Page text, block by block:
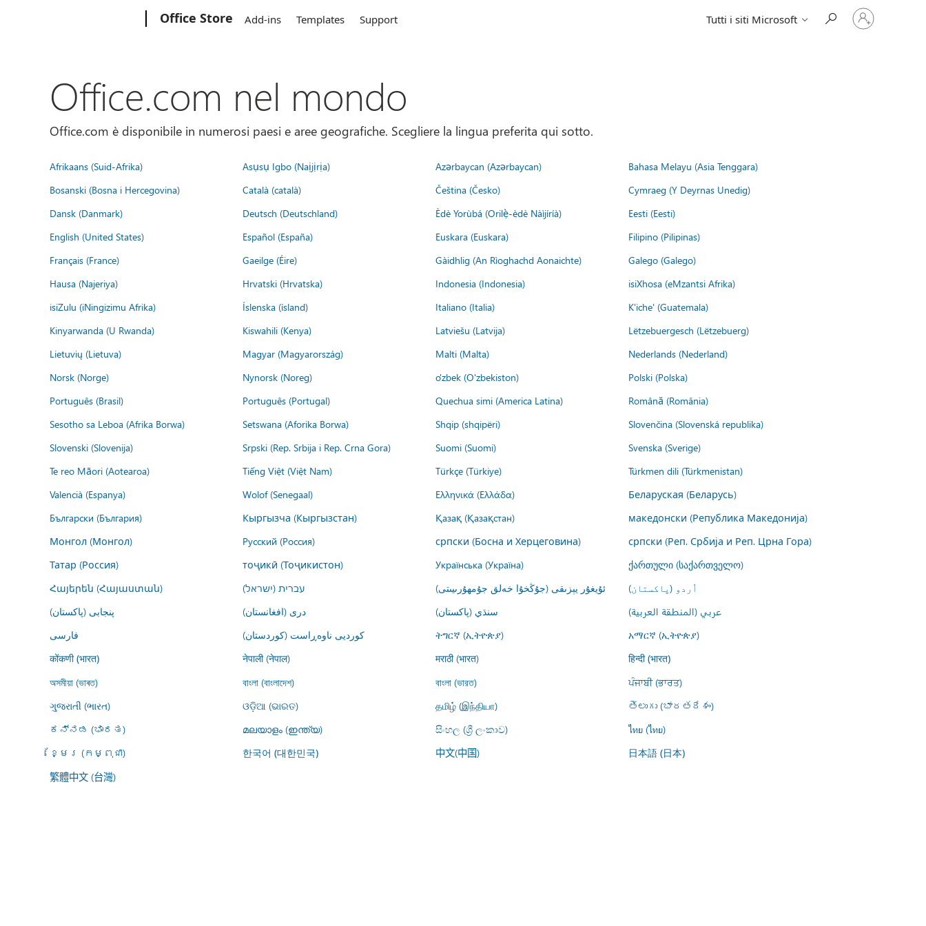
Office Store Add-ins Templates Support Tutti i siti Microsoft
Accedi
con
Office.com nel mondo
Office.com è disponibile in numerosi paesi e aree geografiche. Scegliere la lingua preferita qui sotto.
Afrikaans (Suid-Afrika) Asụsụ Igbo (Naịjịrịa) Azərbaycan (Azərbaycan)
Bahasa Melayu (Asia Tenggara)
Bosanski (Bosna i Hercegovina)
Català (català) Čeština (Česko)
Cymraeg (Y Deyrnas Unedig)
Dansk (Danmark)
Deutsch (Deutschland) Èdè Yorùbá (Orilẹ̀-èdè Nàìjíríà)
Eesti (Eesti)
English (United States)
Español (España) Euskara (Euskara)
Filipino (Pilipinas)
Français (France)
Gaeilge (Éire) Gàidhlig (An Rìoghachd Aonaichte)
Galego (Galego)
Hausa (Najeriya)
Hrvatski (Hrvatska) Indonesia (Indonesia)
isiXhosa (eMzantsi Afrika)
isiZulu (iNingizimu Afrika)
Íslenska (ísland) Italiano (Italia)
K'iche' (Guatemala)
Kinyarwanda (U Rwanda)
Kiswahili (Kenya) Latviešu (Latvija)
Lëtzebuergesch (Lëtzebuerg)
Lietuvių (Lietuva)
Magyar (Magyarország) Malti (Malta)
Nederlands (Nederland)
Norsk (Norge)
Nynorsk (Noreg) o'zbek (O'zbekiston)
Polski (Polska)
Português (Brasil)
Português (Portugal) Quechua simi (America Latina)
Română (România)
Sesotho sa Leboa (Afrika Borwa)
Setswana (Aforika Borwa) Shqip (shqipëri)
Slovenčina (Slovenská republika)
Slovenski (Slovenija)
Srpski (Rep. Srbija i Rep. Crna Gora) Suomi (Suomi)
Svenska (Sverige)
Te reo Māori (Aotearoa)
Tiếng Việt (Việt Nam) Türkçe (Türkiye)
Türkmen dili (Türkmenistan)
Valencià (Espanya)
Wolof (Senegaal) Ελληνικά (Ελλάδα)
Беларуская (Беларусь)
Български (България)
Кыргызча (Кыргызстан) Қазақ (Қазақстан)
македонски (Република Македонија)
Монгол (Монгол)
Русский (Россия) српски (Босна и Херцеговина)
српски (Реп. Србија и Реп. Црна Гора)
Татар (Россия)
тоҷикӣ (Тоҷикистон) Українська (Україна)
ქართული (საქართველო)
Հայերեն (Հայաստան)
עברית (ישראל) ئۇيغۇر يېزىقى (جۇڭخۇا خەلق جۇمھۇرىيىتى)
اُردو (پاکستان)
پنجابی (پاکستان)
درى (افغانستان) سنڌي (پاکستان)
عربي (المنطقة العربية)
فارسى
کوردیی ناوەڕاست (کوردستان) ትግርኛ (ኢትዮጵያ) አማርኛ (ኢትዮጵያ)
कोंकणी (भारत) नेपाली (नेपाल) मराठी (भारत) हिन्दी (भारत)
অসমীয়া (ভাৰত) বাংলা (বাংলাদেশ) বাংলা (ভারত)
ਪੰਜਾਬੀ (ਭਾਰਤ)
ગુજરાતી (ભારત)
ଓଡ଼ିଆ (ଭାରତ) தமிழ் (இந்தியா)
తెలుగు (భారతదేశం)
ಕನ್ನಡ (ಭಾರತ)
മലയാളം (ഇന്ത്യ) සිංහල (ශ්‍රී ලංකාව)
ไทย (ไทย)
ខ្មែរ (កម្ពុជា)
한국어 (대한민국) 中文(中国) 日本語 (日本)
繁體中文 (台灣)